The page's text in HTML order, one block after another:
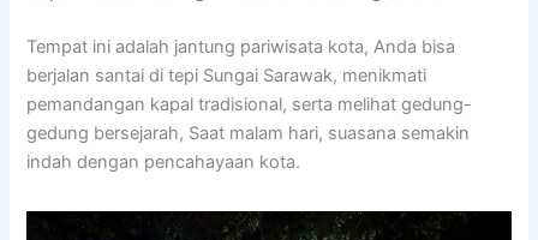
Tempat ini adalah jantung pariwisata kota, Anda bisa
berjalan santai di tepi Sungai Sarawak, menikmati
pemandangan kapal tradisional, serta melihat gedung-
gedung bersejarah, Saat malam hari, suasana semakin
indah dengan pencahayaan kota.